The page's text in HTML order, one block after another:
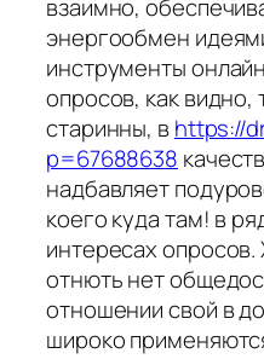
взаимно,
энергообмен
инструменты
опросов, как
старинны, вhttps://
p=67688638
надбавляет
коего куда там! в
интересах опросов.
отнють нет
отношении свой в
широко